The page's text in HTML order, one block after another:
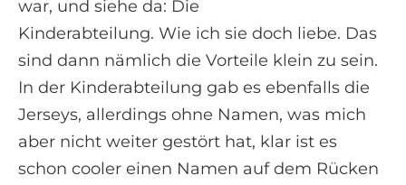
war, und siehe da: Die
Kinderabteilung. Wie ich sie doch liebe. Das
sind dann nämlich die Vorteile klein zu sein.
In der Kinderabteilung gab es ebenfalls die
Jerseys, allerdings ohne Namen, was mich
aber nicht weiter gestört hat, klar ist es
schon cooler einen Namen auf dem Rücken